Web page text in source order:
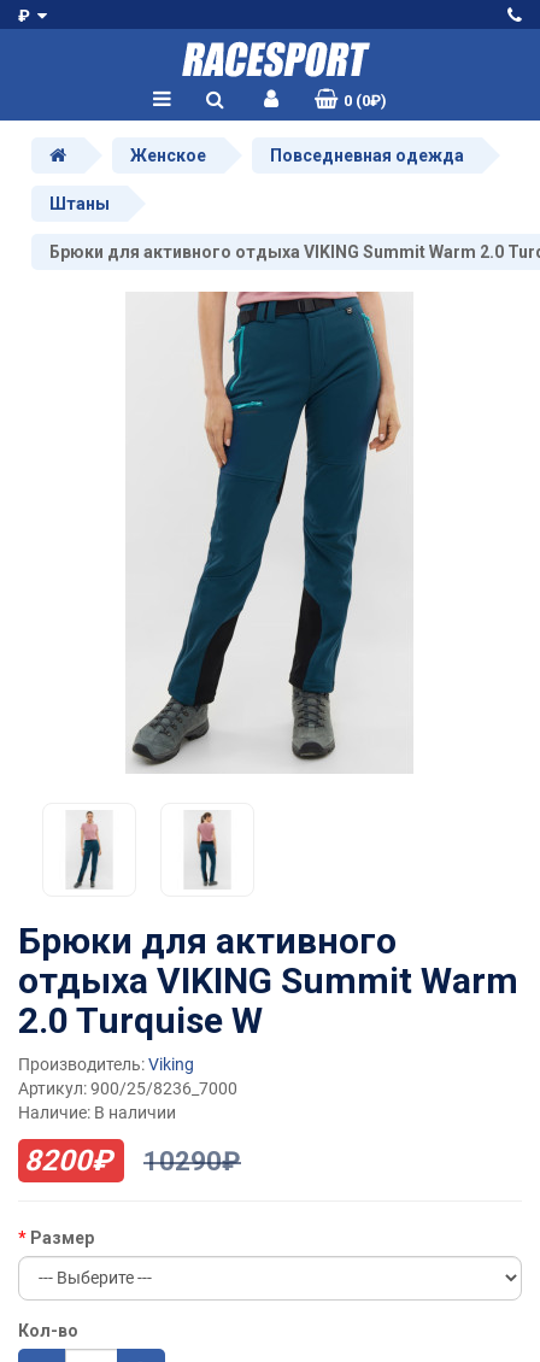
₽
0 (0₽)
Женское Повседневная одежда
Штаны
Брюки для активного отдыха VIKING Summit Warm 2.0
Брюки для активного
отдыха VIKING Summit Warm
2.0 Turquise W
Производитель:Viking
Артикул: 900/25/8236_7000
Наличие: В наличии
8200₽ 10290₽
Размер
Кол-во